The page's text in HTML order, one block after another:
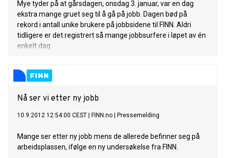
Mye tyder på at gårsdagen, onsdag 3. januar, var en dag
ekstra mange gruet seg til å gå på jobb. Dagen bød på
rekord i antall unike brukere på jobbsidene til FINN. Aldri
tidligere er det registrert så mange jobbsurfere i løpet av én
enkelt dag.
Nå ser vi etter ny jobb
10.9.2012 12:54:00 CEST FINN.no Pressemelding
Mange ser etter ny jobb mens de allerede befinner seg på
arbeidsplassen, ifølge en ny undersøkelse fra FINN.